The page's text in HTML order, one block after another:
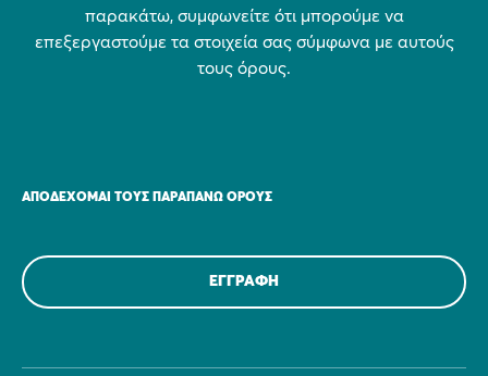
παρακάτω, συμφωνείτε ότι μπορούμε να
επεξεργαστούμε τα στοιχεία σας σύμφωνα με αυτούς
τους όρους.
ΑΠΟΔΈΧΟΜΑΙ ΤΟΥΣ ΠΑΡΑΠΆΝΩ ΌΡΟΥΣ